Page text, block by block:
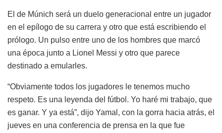
El de Múnich será un duelo generacional entre un jugador
en el epílogo de su carrera y otro que está escribiendo el
prólogo. Un pulso entre uno de los hombres que marcó
una época junto a Lionel Messi y otro que parece
destinado a emularles.
“Obviamente todos los jugadores le tenemos mucho
respeto. Es una leyenda del fútbol. Yo haré mi trabajo, que
es ganar. Y ya está”, dijo Yamal, con la gorra hacia atrás, el
jueves en una conferencia de prensa en la que fue